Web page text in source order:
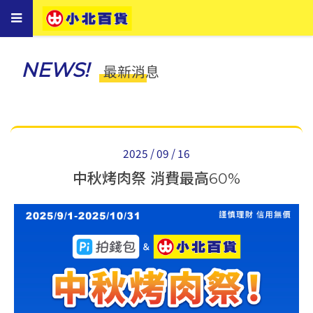
Toggle
navigation
NEWS! 最新消息
2025 / 09 / 16
中秋烤肉祭 消費最高60%